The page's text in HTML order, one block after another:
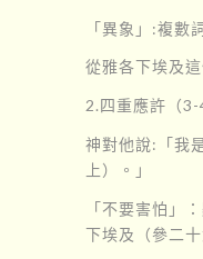
「異象」:複數
從雅各下埃及
2.四重應許（3-
神對他說:「我
上）。」
「不要害怕」
下埃及（參二